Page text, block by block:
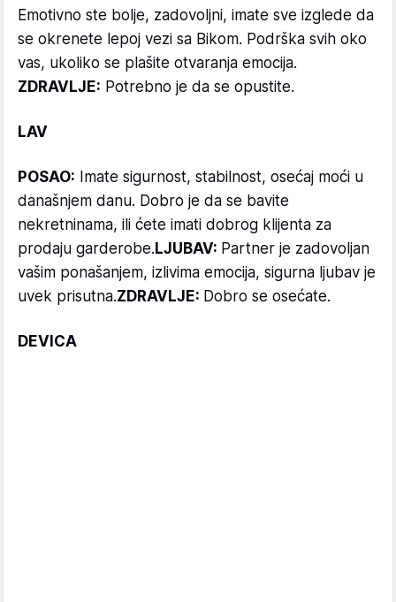
Emotivno ste bolje, zadovoljni, imate sve izglede da
se okrenete lepoj vezi sa Bikom. Podrška svih oko
vas, ukoliko se plašite otvaranja emocija.
ZDRAVLJE: Potrebno je da se opustite.
LAV
POSAO: Imate sigurnost, stabilnost, osećaj moći u
današnjem danu. Dobro je da se bavite
nekretninama, ili ćete imati dobrog klijenta za
prodaju garderobe. LJUBAV: Partner je zadovoljan
vašim ponašanjem, izlivima emocija, sigurna ljubav je
uvek prisutna.ZDRAVLJE: Dobro se osećate.
DEVICA